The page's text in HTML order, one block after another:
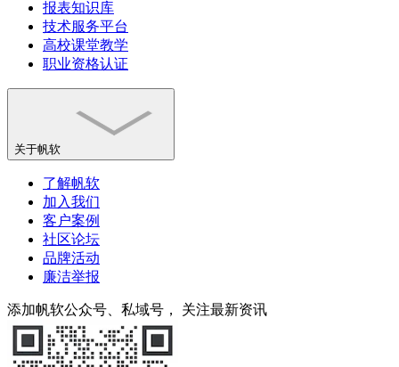
报表知识库
技术服务平台
高校课堂教学
职业资格认证
关于帆软
了解帆软
加入我们
客户案例
社区论坛
品牌活动
廉洁举报
添加帆软公众号、私域号， 关注最新资讯